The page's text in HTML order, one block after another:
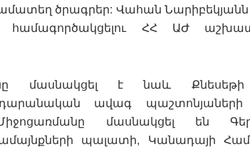
ծրագրեր: Վահան Նարիբեկյանն
համագործակցելու ՀՀ ԱԺ
մասնակցել է նաև Քնեսեթի
ավագ
մասնակցել են
պալատի, Կանադայի